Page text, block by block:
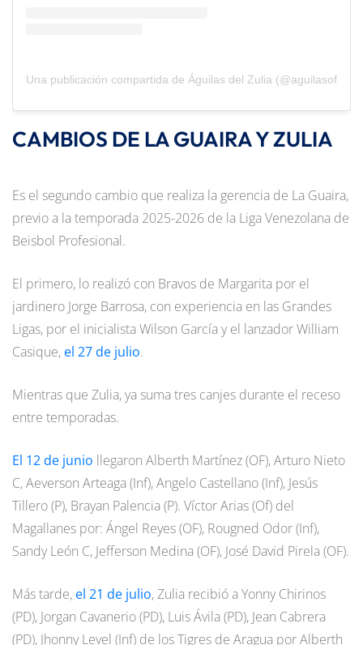
Una publicación compartida de Águilas del Zulia (@aguilasoficial)
CAMBIOS DE LA GUAIRA Y ZULIA
Es el segundo cambio que realiza la gerencia de La Guaira,
previo a la temporada 2025-2026 de la Liga Venezolana de
Beisbol Profesional.
El primero, lo realizó con Bravos de Margarita por el
jardinero Jorge Barrosa, con experiencia en las Grandes
Ligas, por el inicialista Wilson García y el lanzador William
Casique, el 27 de julio.
Mientras que Zulia, ya suma tres canjes durante el receso
entre temporadas.
El 12 de junio llegaron Alberth Martínez (OF), Arturo Nieto
C, Aeverson Arteaga (Inf), Angelo Castellano (Inf), Jesús
Tillero (P), Brayan Palencia (P). Víctor Arias (Of) del
Magallanes por: Ángel Reyes (OF), Rougned Odor (Inf),
Sandy León C, Jefferson Medina (OF), José David Pirela (OF).
Más tarde, el 21 de julio, Zulia recibió a Yonny Chirinos
(PD), Jorgan Cavanerio (PD), Luis Ávila (PD), Jean Cabrera
(PD), Jhonny Level (Inf) de los Tigres de Aragua por Alberth